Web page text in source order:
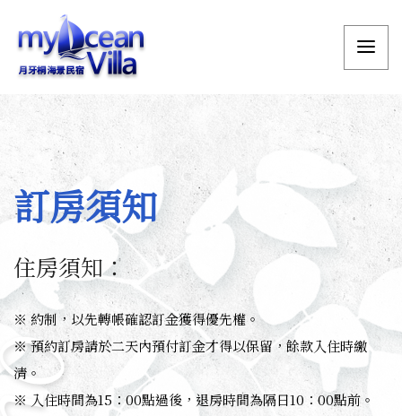
訂房須知
住房須知：
※ 約制，以先轉帳確認訂金獲得優先權。
※ 預約訂房請於二天內預付訂金才得以保留，餘款入住時繳
清。
※ 入住時間為15：00點過後，退房時間為隔日10：00點前。